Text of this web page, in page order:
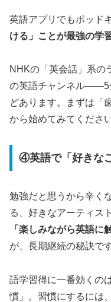
英語アプリでもポッド
ける」ことが最強の学
NHKの「英会話」系の
の英語チャンネル——5
どあります。まずは「
から始めてみてください
④英語で「好きな
勉強だと思うから辛く
る、好きなアーティ
「楽しみながら英語に
が、長期継続の秘訣です
語学習得に一番効くの
慣」。習慣にするには